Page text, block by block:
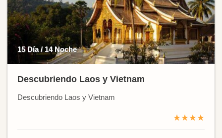
15 Día / 14 Noche
Descubriendo Laos y Vietnam
Descubriendo Laos y Vietnam
★★★★